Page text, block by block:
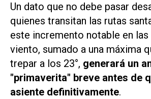
Un dato que no debe pasar
quienes transitan las rutas
este incremento notable en las
viento, sumado a una máxima
trepar a los 23°, generará un
"primaverita" breve antes de
asiente definitivamente.